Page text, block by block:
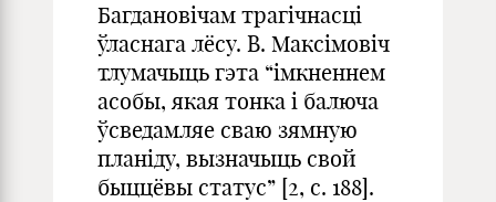
Багдановічам трагічнасці
ўласнага лёсу. В. Максімовіч
тлумачыць гэта “імкненнем
асобы, якая тонка і балюча
ўсведамляе сваю зямную
планіду, вызначыць свой
быццёвы статус” [2, с. 188].